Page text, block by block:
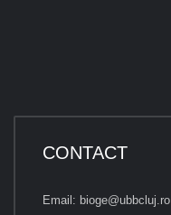
CONTACT
Email: bioge@ubbcluj.ro